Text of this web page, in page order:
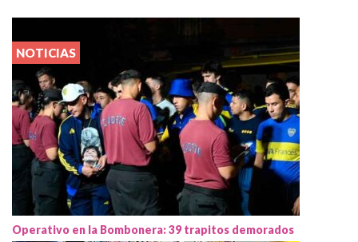
NOTICIAS
Operativo en la Bombonera: 39 trapitos demorados